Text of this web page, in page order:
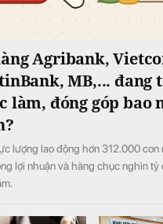
Agribank,
MB,... đang
làm, đóng góp bao
lượng lao động hơn 312.000 con
lợi nhuận và hàng chục nghìn tỷ